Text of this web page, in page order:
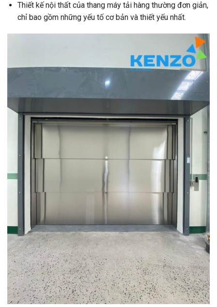
Thiết kế nội thất của thang máy tải hàng thường đơn giản,
chỉ bao gồm những yếu tố cơ bản và thiết yếu nhất.